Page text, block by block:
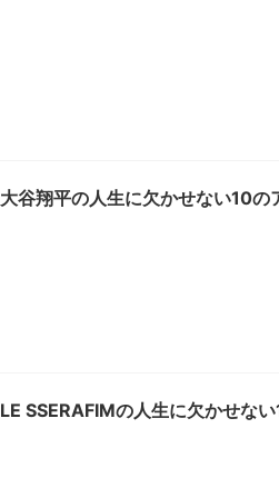
大谷翔平の人生に欠かせない10
LE SSERAFIMの人生に欠かせな